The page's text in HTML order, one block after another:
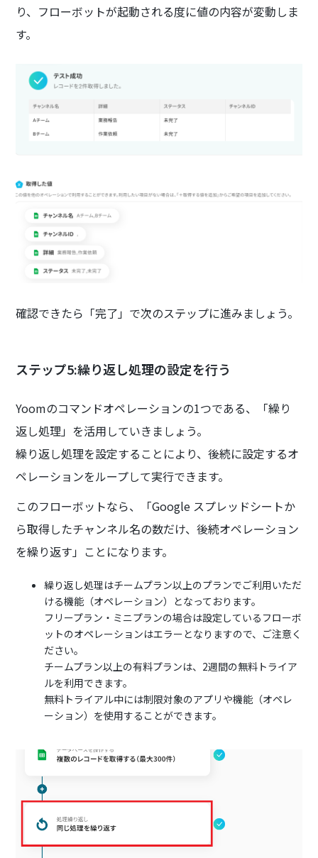
り、フローボットが起動される度に値の内容が変動しま
す。
確認できたら「完了」で次のステップに進みましょう。
ステップ5:繰り返し処理の設定を行う
Yoomのコマンドオペレーションの1つである、「繰り
返し処理」を活用していきましょう。
繰り返し処理を設定することにより、後続に設定するオ
ペレーションをループして実行できます。
このフローボットなら、「Google スプレッドシートか
ら取得したチャンネル名の数だけ、後続オペレーション
を繰り返す」ことになります。
繰り返し処理はチームプラン以上のプランでご利用いただ
ける機能（オペレーション）となっております。
フリープラン・ミニプランの場合は設定しているフローボ
ットのオペレーションはエラーとなりますので、ご注意く
ださい。
チームプラン以上の有料プランは、2週間の無料トライア
ルを利用できます。
無料トライアル中には制限対象のアプリや機能（オペレ
ーション）を使用することができます。